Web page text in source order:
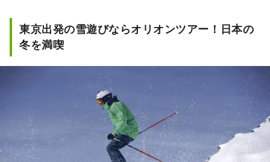
東京出発の雪遊びならオリオンツアー！日本の
冬を満喫